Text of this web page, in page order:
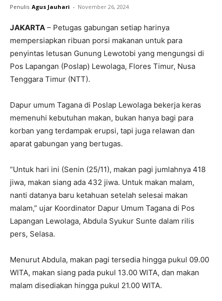
Penulis Agus Jauhari - November 26, 2024
JAKARTA – Petugas gabungan setiap harinya
mempersiapkan ribuan porsi makanan untuk para
penyintas letusan Gunung Lewotobi yang mengungsi di
Pos Lapangan (Poslap) Lewolaga, Flores Timur, Nusa
Tenggara Timur (NTT).
Dapur umum Tagana di Poslap Lewolaga bekerja keras
memenuhi kebutuhan makan, bukan hanya bagi para
korban yang terdampak erupsi, tapi juga relawan dan
aparat gabungan yang bertugas.
“Untuk hari ini (Senin (25/11), makan pagi jumlahnya 418
jiwa, makan siang ada 432 jiwa. Untuk makan malam,
nanti datanya baru ketahuan setelah selesai makan
malam,” ujar Koordinator Dapur Umum Tagana di Pos
Lapangan Lewolaga, Abdula Syukur Sunte dalam rilis
pers, Selasa.
Menurut Abdula, makan pagi tersedia hingga pukul 09.00
WITA, makan siang pada pukul 13.00 WITA, dan makan
malam disediakan hingga pukul 21.00 WITA.